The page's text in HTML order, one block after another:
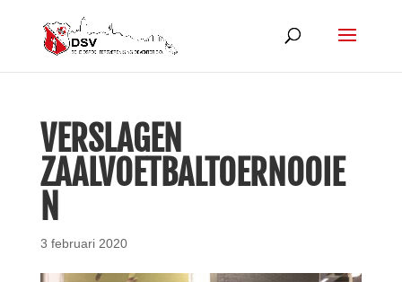
VERSLAGEN
ZAALVOETBALTOERNOOIE
N
3 februari 2020